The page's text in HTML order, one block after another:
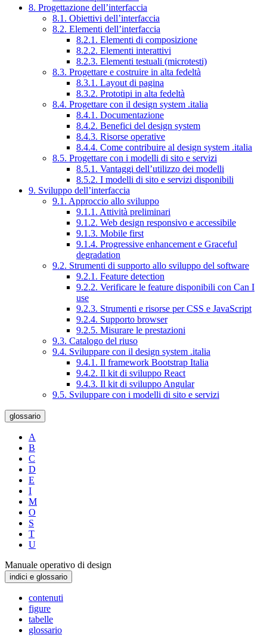
8. Progettazione dell’interfaccia
8.1. Obiettivi dell’interfaccia
8.2. Elementi dell’interfaccia
8.2.1. Elementi di composizione
8.2.2. Elementi interattivi
8.2.3. Elementi testuali (microtesti)
8.3. Progettare e costruire in alta fedeltà
8.3.1. Layout di pagina
8.3.2. Prototipi in alta fedeltà
8.4. Progettare con il design system .italia
8.4.1. Documentazione
8.4.2. Benefici del design system
8.4.3. Risorse operative
8.4.4. Come contribuire al design system .italia
8.5. Progettare con i modelli di sito e servizi
8.5.1. Vantaggi dell’utilizzo dei modelli
8.5.2. I modelli di sito e servizi disponibili
9. Sviluppo dell’interfaccia
9.1. Approccio allo sviluppo
9.1.1. Attività preliminari
9.1.2. Web design responsivo e accessibile
9.1.3. Mobile first
9.1.4. Progressive enhancement e Graceful
degradation
9.2. Strumenti di supporto allo sviluppo del software
9.2.1. Feature detection
9.2.2. Verificare le feature disponibili con Can I
use
9.2.3. Strumenti e risorse per CSS e JavaScript
9.2.4. Supporto browser
9.2.5. Misurare le prestazioni
9.3. Catalogo del riuso
9.4. Sviluppare con il design system .italia
9.4.1. Il framework Bootstrap Italia
9.4.2. Il kit di sviluppo React
9.4.3. Il kit di sviluppo Angular
9.5. Sviluppare con i modelli di sito e servizi
glossario
A
B
C
D
E
I
M
O
S
T
U
Manuale operativo di design
indici e glossario
contenuti
figure
tabelle
glossario